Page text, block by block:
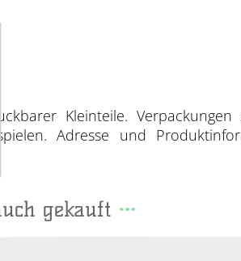
Kleinteile. Verpackungen
Adresse und
gekauft